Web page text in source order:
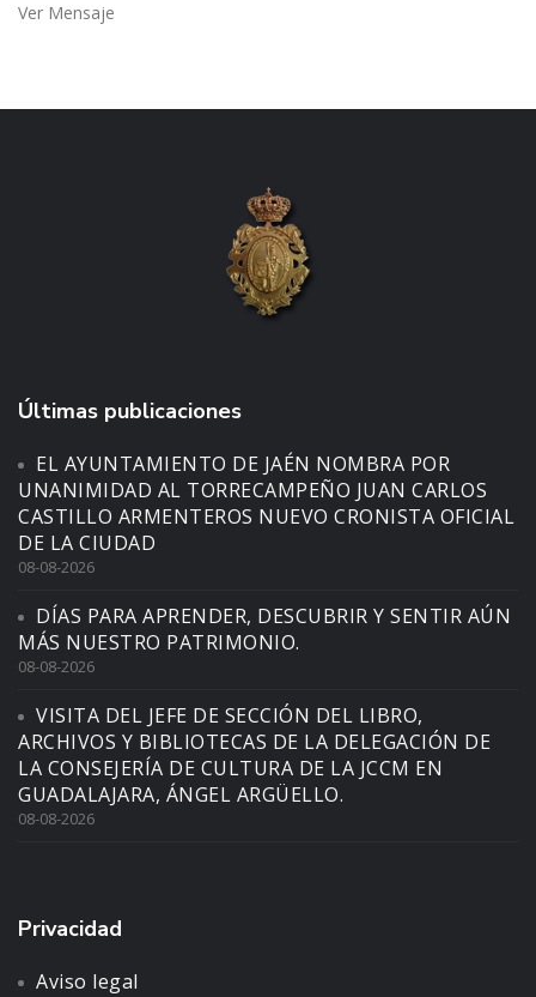
Ver Mensaje
Últimas publicaciones
EL AYUNTAMIENTO DE JAÉN NOMBRA POR
UNANIMIDAD AL TORRECAMPEÑO JUAN CARLOS
CASTILLO ARMENTEROS NUEVO CRONISTA OFICIAL
DE LA CIUDAD
08-08-2026
DÍAS PARA APRENDER, DESCUBRIR Y SENTIR AÚN
MÁS NUESTRO PATRIMONIO.
08-08-2026
VISITA DEL JEFE DE SECCIÓN DEL LIBRO,
ARCHIVOS Y BIBLIOTECAS DE LA DELEGACIÓN DE
LA CONSEJERÍA DE CULTURA DE LA JCCM EN
GUADALAJARA, ÁNGEL ARGÜELLO.
08-08-2026
Privacidad
Aviso legal